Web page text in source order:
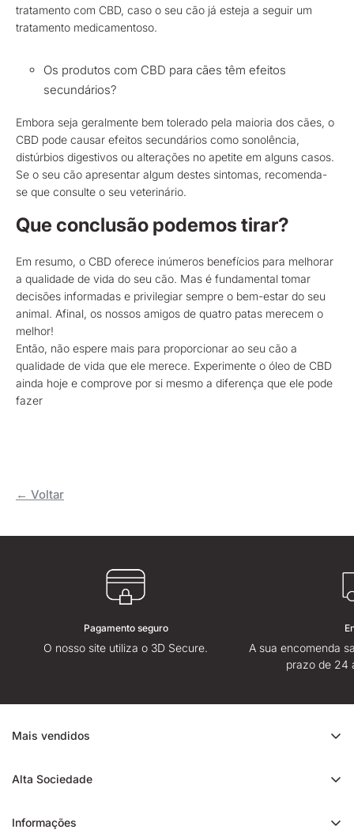
tratamento com CBD, caso o seu cão já esteja a seguir um
tratamento medicamentoso.
Os produtos com CBD para cães têm efeitos
secundários?
Embora seja geralmente bem tolerado pela maioria dos cães, o
CBD pode causar efeitos secundários como sonolência,
distúrbios digestivos ou alterações no apetite em alguns casos.
Se o seu cão apresentar algum destes sintomas, recomenda-
se que consulte o seu veterinário.
Que conclusão podemos tirar?
Em resumo, o CBD oferece inúmeros benefícios para melhorar
a qualidade de vida do seu cão. Mas é fundamental tomar
decisões informadas e privilegiar sempre o bem-estar do seu
animal. Afinal, os nossos amigos de quatro patas merecem o
melhor!
Então, não espere mais para proporcionar ao seu cão a
qualidade de vida que ele merece. Experimente o óleo de CBD
ainda hoje e comprove por si mesmo a diferença que ele pode
fazer
← Voltar
Pagamento seguro
O nosso site utiliza o 3D Secure.
A sua encomenda
prazo de 24
Mais vendidos
Cali CBD
Alta Sociedade
Informações